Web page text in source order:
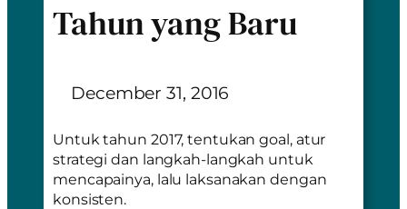
Tahun yang Baru
December 31, 2016
Untuk tahun 2017, tentukangoal, atur
strategi dan langkah-langkah untuk
mencapainya, lalu laksanakan dengan
konsisten.